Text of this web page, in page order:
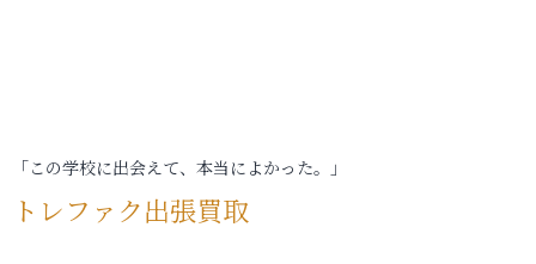
「この学校に出会えて、本当によかった。」
トレファク出張買取